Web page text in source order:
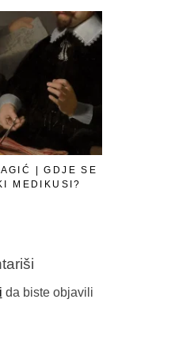
| GDJE SE
MEDIKUSI?
da biste objavili